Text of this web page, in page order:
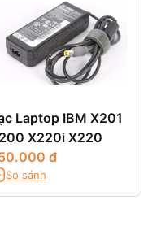
Laptop IBM X201
X220i X220
đ
So sánh